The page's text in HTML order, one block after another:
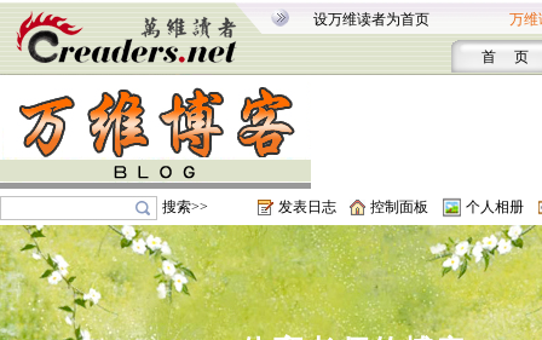
设万维读者为首页 万维
首 页
搜索>> 发表日志 控制面板 个人相册